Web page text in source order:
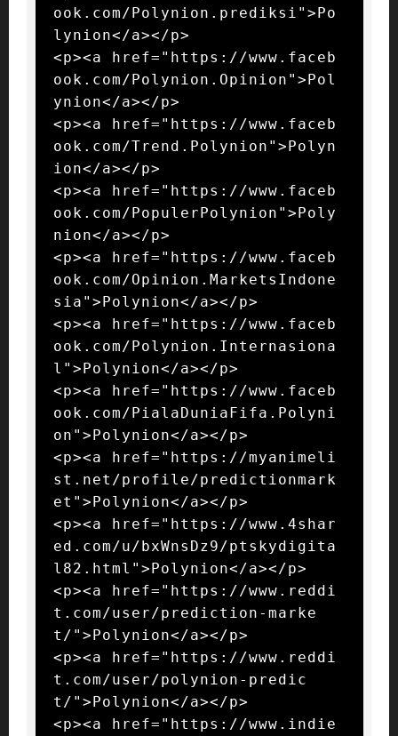
ook.com/Polynion.prediksi">Po
lynion</a></p>
<p><a href="https://www.faceb
ook.com/Polynion.Opinion">Pol
ynion</a></p>
<p><a href="https://www.faceb
ook.com/Trend.Polynion">Polyn
ion</a></p>
<p><a href="https://www.faceb
ook.com/PopulerPolynion">Poly
nion</a></p>
<p><a href="https://www.faceb
ook.com/Opinion.MarketsIndone
sia">Polynion</a></p>
<p><a href="https://www.faceb
ook.com/Polynion.Internasiona
l">Polynion</a></p>
<p><a href="https://www.faceb
ook.com/PialaDuniaFifa.Polyni
on">Polynion</a></p>
<p><a href="https://myanimeli
st.net/profile/predictionmark
et">Polynion</a></p>
<p><a href="https://www.4shar
ed.com/u/bxWnsDz9/ptskydigita
l82.html">Polynion</a></p>
<p><a href="https://www.reddi
t.com/user/prediction-marke
t/">Polynion</a></p>
<p><a href="https://www.reddi
t.com/user/polynion-predic
t/">Polynion</a></p>
<p><a href="https://www.indie